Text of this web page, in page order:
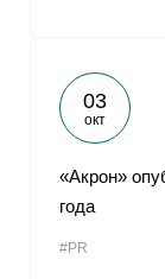
03
окт
«Акрон»
года
#PR